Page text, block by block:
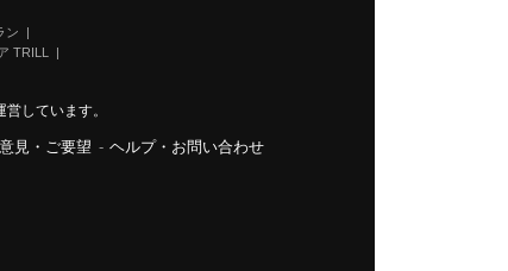
ン
TRILL
しています。
見・ご要望 - ヘルプ・お問い合わせ